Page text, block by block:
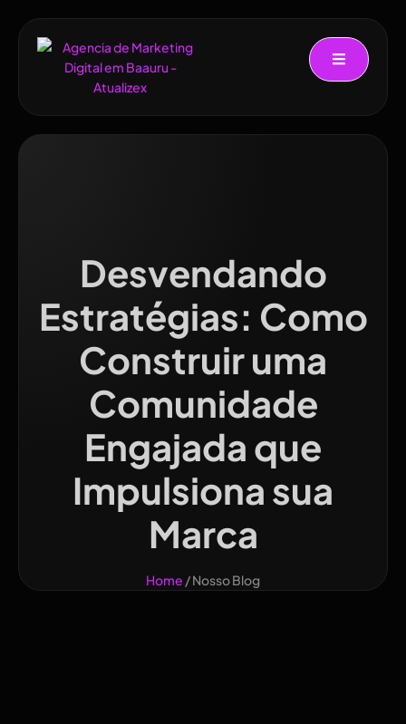
Desvendando
Estratégias: Como
Construir uma
Comunidade
Engajada que
Impulsiona sua
Marca
Home / Nosso Blog